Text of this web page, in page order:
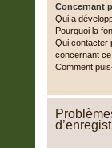
Concernant
Qui a
Pourquoi la
Qui contacter
concernant
Comment